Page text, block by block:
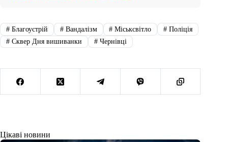
#Благоустрій #Вандалізм # Міськсвітло # Поліція
#Сквер Дня вишиванки #Чернівці
Цікаві новини